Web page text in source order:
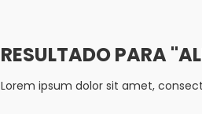
Lorem ipsum dolor sit amet,